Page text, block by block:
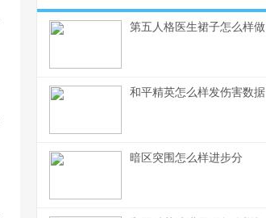
第五人格医生裙子怎么样做
和平精英怎么样发伤害数据
暗区突围怎么样进步分